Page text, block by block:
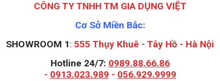
CÔNG TY TNHH TM GIA DỤNG VIỆT
Cơ Sở Miền Bắc:
SHOWROOM 1: 555 Thụy Khuê - Tây Hồ - Hà Nội
Hotline 24/7: 0989.88.66.86
- 0913.023.989 - 056.929.9999